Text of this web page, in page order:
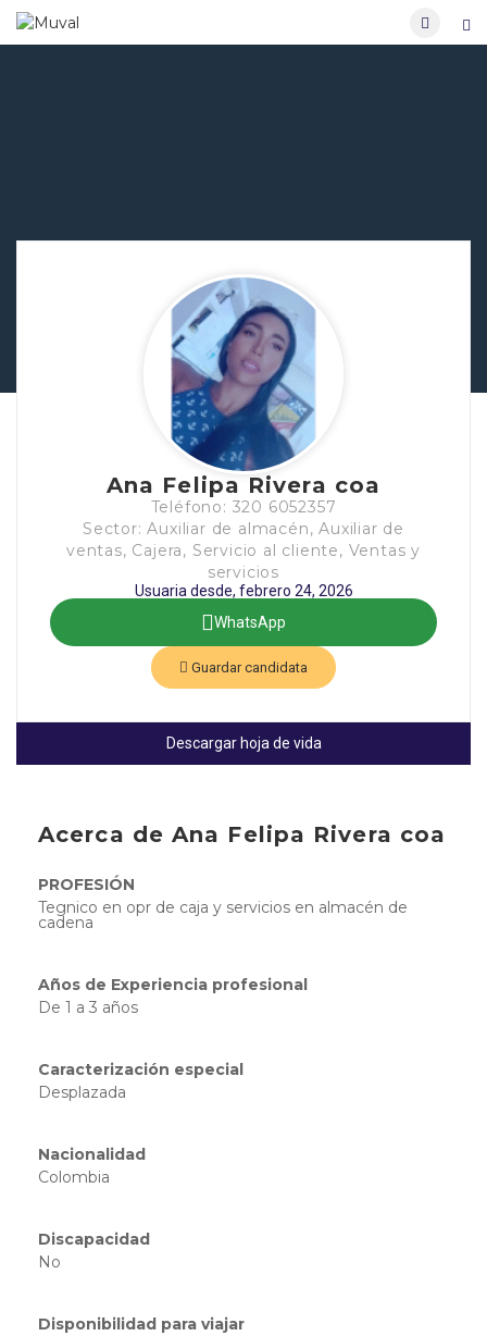
Ana Felipa Rivera coa
Teléfono: 320 6052357
Sector: Auxiliar de almacén, Auxiliar de
ventas, Cajera, Servicio al cliente, Ventas y
servicios
Usuaria desde, febrero 24, 2026
WhatsApp
Guardar candidata
Descargar hoja de vida
Acerca de Ana Felipa Rivera coa
PROFESIÓN
Tegnico en opr de caja y servicios en almacén de
cadena
Años de Experiencia profesional
De 1 a 3 años
Caracterización especial
Desplazada
Nacionalidad
Colombia
Discapacidad
No
Disponibilidad para viajar